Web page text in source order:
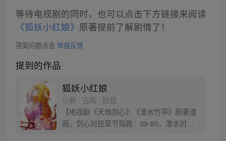
等待电视剧的同时，也可以点击下方链接来阅读
《狐妖小红娘》 原著提前了解剧情了！
答案问题点击 举报反馈
提到的作品
狐妖小红娘
小新 · 古风 · 妖怪
【电视剧《天地剑心》《淮水竹亭》原著漫
画，剑心对应章节指路：39-85，淮水对应